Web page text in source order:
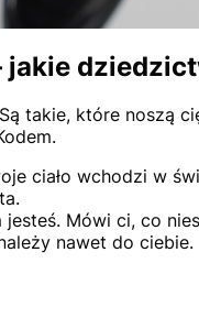
jakie
takie, które noszą
ciało wchodzi w
Mówi ci, co
nawet do ciebie.